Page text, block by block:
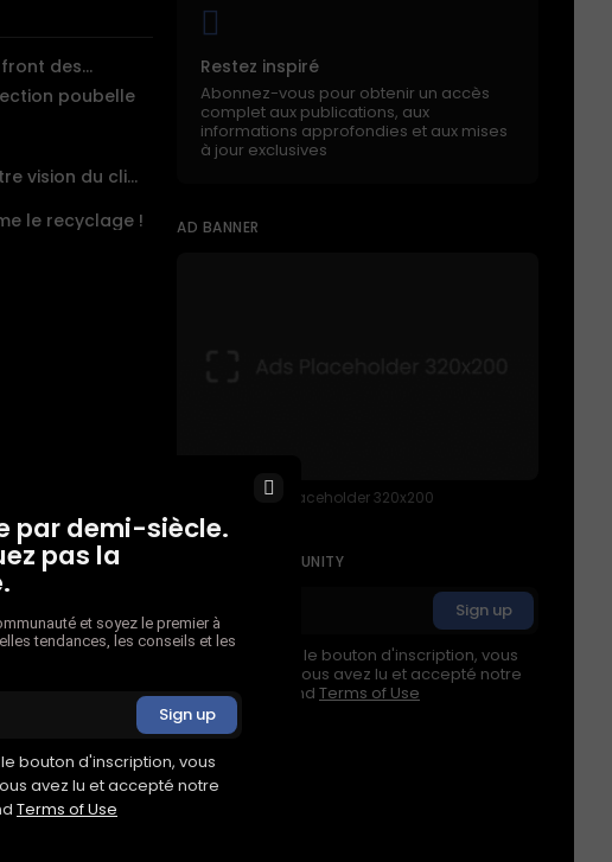
Restez inspiré
Abonnez-vous pour obtenir un accès
complet aux publications, aux
informations approfondies et aux mises
à jour exclusives
AD BANNER
placeholder 320x200
JOIN OUR COMMUNITY
En appuyant sur le bouton d'inscription, vous
confirmez que vous avez lu et accepté notre
Privacy Policy
and Terms of Use
des...
poubelle
Aurora de Microsoft : révolutionnez votre vision du climat!
le recyclage !
par demi-siècle.
pas la
et soyez le premier à
tendances, les conseils et les
bouton d'inscription, vous
avez lu et accepté notre
Terms of Use
×